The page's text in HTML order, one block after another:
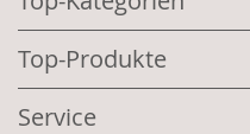
Top-Produkte
Service